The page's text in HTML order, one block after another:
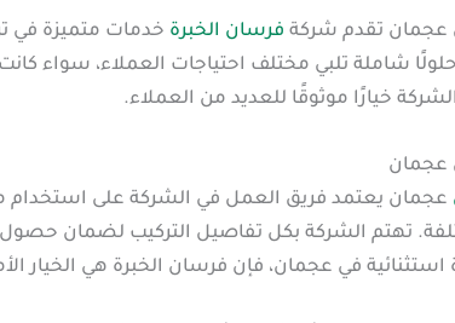
عجمان تقدم شركة فرسان الخبرة خدمات متميزة في
شاملة تلبي مختلف احتياجات العملاء، سواء
خيارًا موثوقًا للعديد من العملاء.
عجمان
عجمان يعتمد فريق العمل في الشركة على استخدام
تهتم الشركة بكل تفاصيل التركيب لضمان
في عجمان، فإن فرسان الخبرة هي الخيار